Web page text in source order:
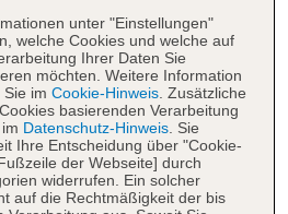
Uhr
Uhr
Stunden, Sprachen:
deutsch, englisch
unter "Einstellungen"
welche Cookies und welche auf
Ihrer Daten Sie
möchten. Weitere Information
im Cookie-Hinweis. Zusätzliche
basierenden Verarbeitung
Datenschutz-Hinweis. Sie
Ihre Entscheidung über "Cookie-
der Webseite] durch
widerrufen. Ein solcher
auf die Rechtmäßigkeit der bis